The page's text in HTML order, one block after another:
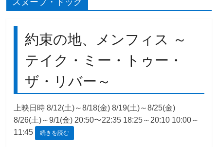
ネ
マ
リ
ン
観
た
スヌープ・ドッグ
約束の地、メンフィス ～
テイク・ミー・トゥー・
ザ・リバー～
上映日時 8/12(土)～8/18(金) 8/19(土)～8/25(金)
8/26(土)～9/1(金) 20:50〜22:35 18:25～20:10 10:00～
11:45
続きを読む